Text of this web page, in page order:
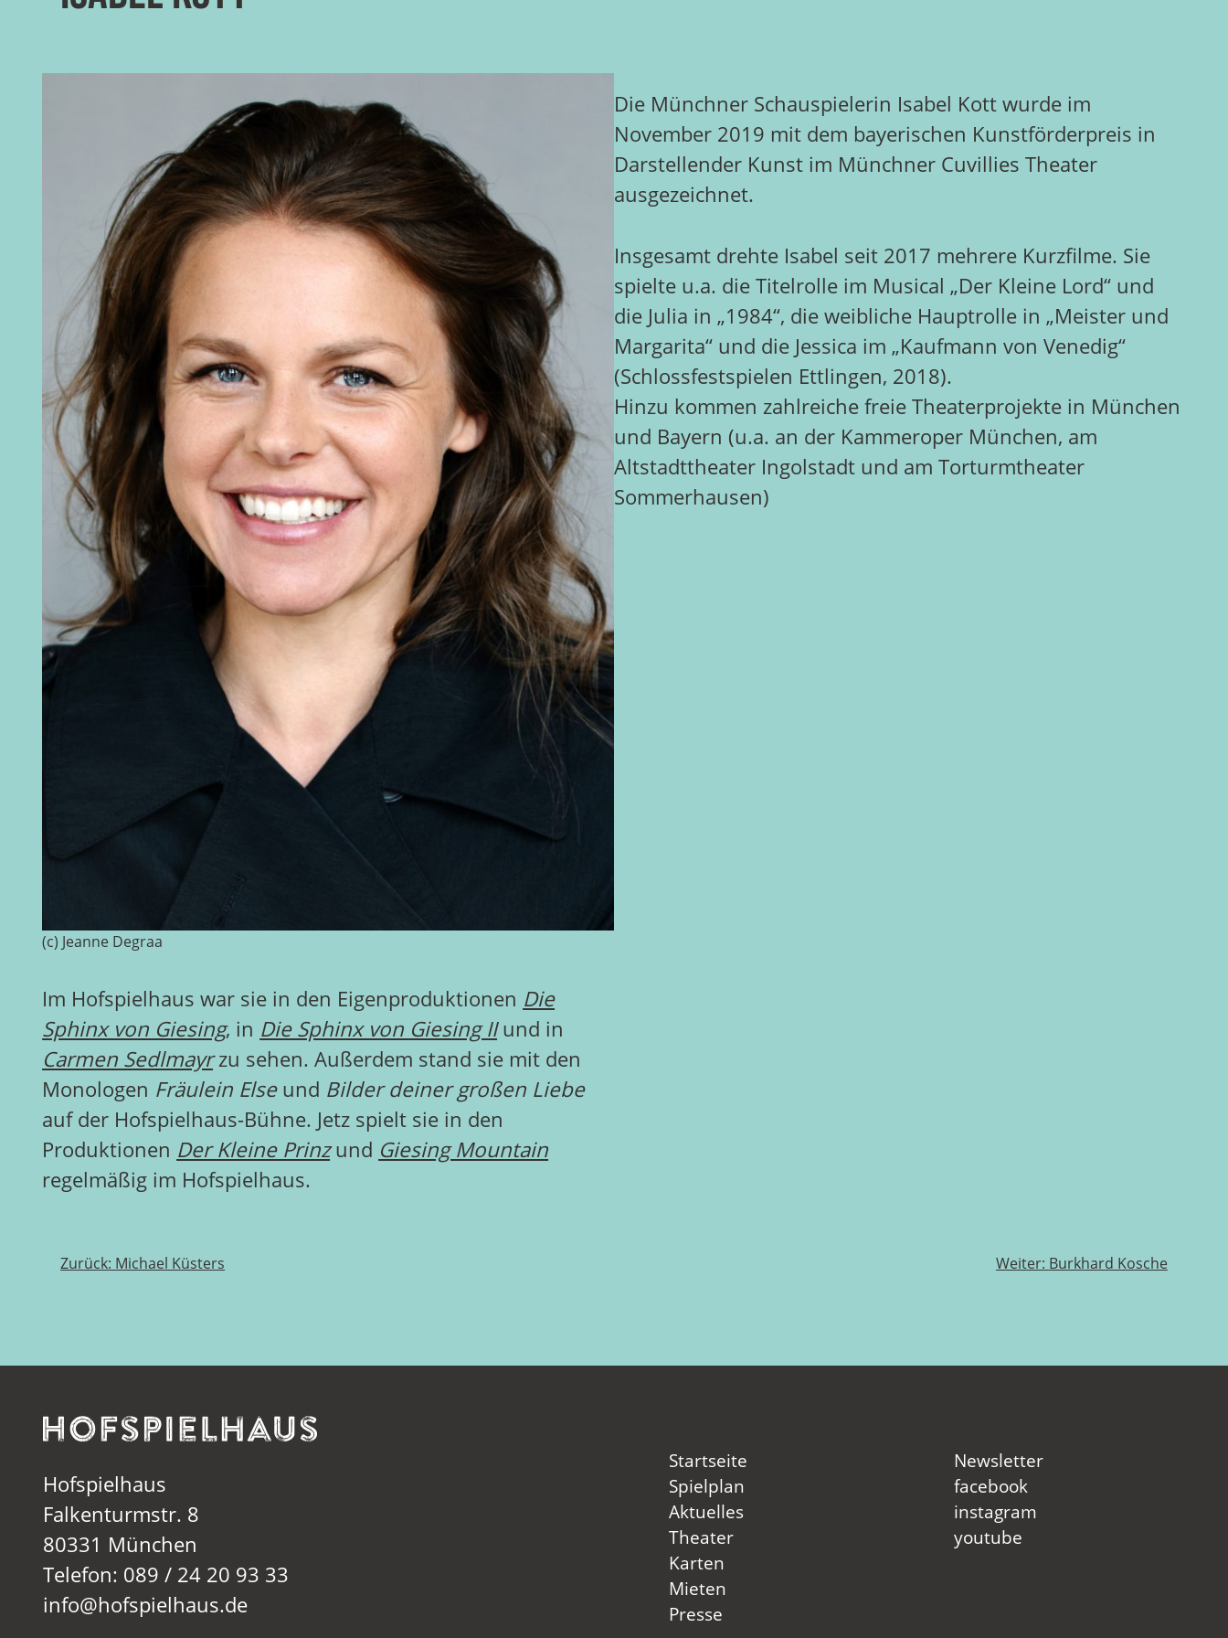
(c) Jeanne Degraa
Im Hofspielhaus war sie in den Eigenproduktionen Die
Sphinx von Giesing, in Die Sphinx von Giesing IIund in
Carmen Sedlmayrzu sehen. Außerdem stand sie mit den
Monologen Fräulein Elseund Bilder deiner großen Liebe
auf der Hofspielhaus-Bühne. Jetz spielt sie in den
Produktionen Der Kleine Prinzund Giesing Mountain
regelmäßig im Hofspielhaus.
Die Münchner Schauspielerin Isabel Kott wurde im
November 2019 mit dem bayerischen Kunstförderpreis in
Darstellender Kunst im Münchner Cuvillies Theater
ausgezeichnet.
Insgesamt drehte Isabel seit 2017 mehrere Kurzfilme. Sie
spielte u.a. die Titelrolle im Musical „Der Kleine Lord“ und
die Julia in „1984“, die weibliche Hauptrolle in „Meister und
Margarita“ und die Jessica im „Kaufmann von Venedig“
(Schlossfestspielen Ettlingen, 2018).
Hinzu kommen zahlreiche freie Theaterprojekte in München
und Bayern (u.a. an der Kammeroper München, am
Altstadttheater Ingolstadt und am Torturmtheater
Sommerhausen)
Beitragsnavigation
Zurück: Michael Küsters Weiter: Burkhard Kosche
Hofspielhaus
Falkenturmstr. 8
80331 München
Telefon: 089 / 24 20 93 33
info@hofspielhaus.de
Startseite
Spielplan
Aktuelles
Theater
Karten
Mieten
Presse
Newsletter
facebook
instagram
youtube